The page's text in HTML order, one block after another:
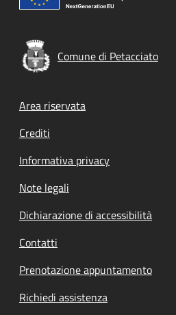
Comune di Petacciato
Footer menu
Area riservata
Crediti
Informativa privacy
Note legali
Dichiarazione di accessibilità
Contatti
Prenotazione appuntamento
Richiedi assistenza